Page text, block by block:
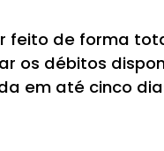
feito de forma
os débitos
em até cinco